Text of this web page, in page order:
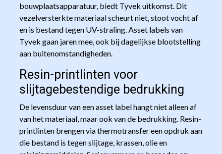
bouwplaatsapparatuur, biedt Tyvek uitkomst. Dit
vezelversterkte materiaal scheurt niet, stoot vocht af
en is bestand tegen UV-straling. Asset labels van
Tyvek gaan jaren mee, ook bij dagelijkse blootstelling
aan buitenomstandigheden.
Resin-printlinten voor
slijtagebestendige bedrukking
De levensduur van een asset label hangt niet alleen af
van het materiaal, maar ook van de bedrukking. Resin-
printlinten brengen via thermotransfer een opdruk aan
die bestand is tegen slijtage, krassen, olie en